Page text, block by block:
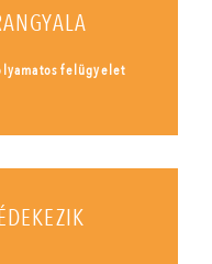
felügyelet